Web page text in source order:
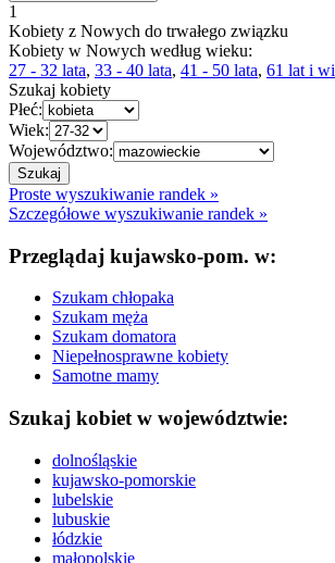
1
Kobiety z Nowych do trwałego związku
Kobiety w Nowych według wieku:
27 - 32 lata, 33 - 40 lata, 41 - 50 lata, 61 lat i
Szukaj kobiety
Płeć:
Wiek:
Województwo:
Proste wyszukiwanie randek »
Szczegółowe wyszukiwanie randek »
Przeglądaj kujawsko-pom. w:
Szukam chłopaka
Szukam męża
Szukam domatora
Niepełnosprawne kobiety
Samotne mamy
Szukaj kobiet w województwie:
dolnośląskie
kujawsko-pomorskie
lubelskie
lubuskie
łódzkie
małopolskie